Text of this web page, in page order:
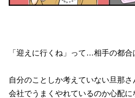
「迎えに行くね」って…相手の都合
自分のことしか考えていない旦那
会社でうまくやれているのか心配に